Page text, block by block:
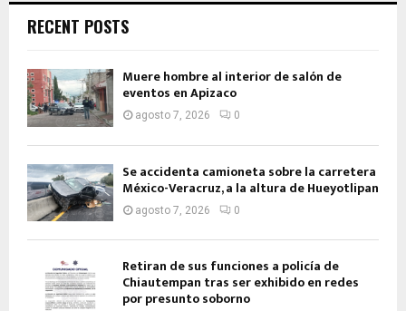
RECENT POSTS
Muere hombre al interior de salón de
eventos en Apizaco
agosto 7, 2026 0
Se accidenta camioneta sobre la carretera
México-Veracruz, a la altura de Hueyotlipan
agosto 7, 2026 0
Retiran de sus funciones a policía de
Chiautempan tras ser exhibido en redes
por presunto soborno